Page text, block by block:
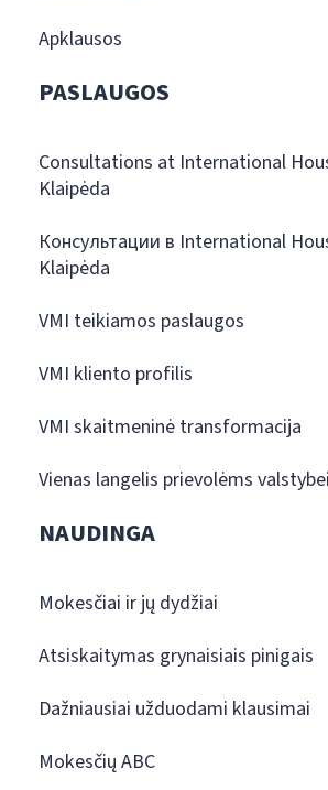
Apklausos
PASLAUGOS
Consultations at International
Klaipėda
Консультации в International
Klaipėda
VMI teikiamos paslaugos
VMI kliento profilis
VMI skaitmeninė transformacija
Vienas langelis prievolėms
NAUDINGA
Mokesčiai ir jų dydžiai
Atsiskaitymas grynaisiais pinigais
Dažniausiai užduodami klausimai
Mokesčių ABC